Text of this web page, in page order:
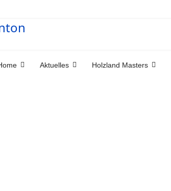
Aktuelles Holzland Masters